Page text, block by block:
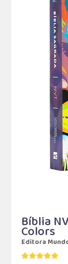
Bíblia
Colors
Editora